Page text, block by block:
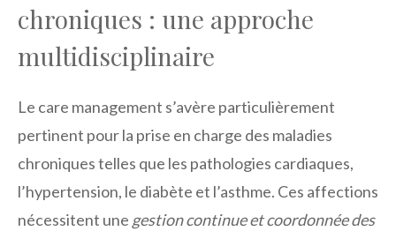
chroniques : une approche
multidisciplinaire
Le care management s’avère particulièrement
pertinent pour la prise en charge des maladies
chroniques telles que les pathologies cardiaques,
l’hypertension, le diabète et l’asthme. Ces affections
nécessitent une gestion continue et coordonnée des